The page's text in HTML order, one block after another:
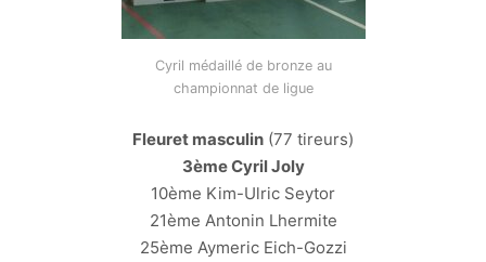
Cyril médaillé de bronze au
championnat de ligue
Fleuret masculin (77 tireurs)
3ème Cyril Joly
10ème Kim-Ulric Seytor
21ème Antonin Lhermite
25ème Aymeric Eich-Gozzi